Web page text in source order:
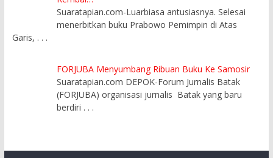
Suaratapian.com-Luarbiasa antusiasnya. Selesai
menerbitkan buku Prabowo Pemimpin di Atas
Garis, . . .
FORJUBA Menyumbang Ribuan Buku Ke Samosir
Suaratapian.com DEPOK-Forum Jurnalis Batak
(FORJUBA) organisasi jurnalis Batak yang baru
berdiri . . .